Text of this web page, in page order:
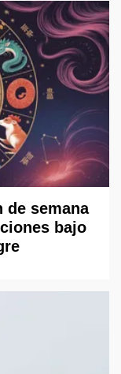
de semana
bajo